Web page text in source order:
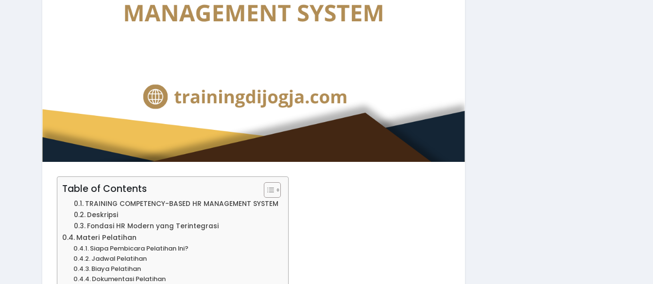
Table of Contents
TRAINING COMPETENCY-BASED HR MANAGEMENT SYSTEM
Deskripsi
Fondasi HR Modern yang Terintegrasi
Materi Pelatihan
Siapa Pembicara Pelatihan Ini?
Jadwal Pelatihan
Biaya Pelatihan
Dokumentasi Pelatihan